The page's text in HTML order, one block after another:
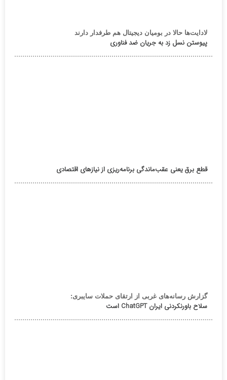
لادایت‌ها حالا در بومیان دیجیتال هم طرفدار دارند
پیوستن نسل زد به جریان ضد فناوری
قطع برق یعنی عقب‌ماندگی برنامه‌ریزی از نیازهای اقتصادی
گزارش رسانه‌های غربی از ارتقای حملات سایبری:
سلاح باورنکردنی ایران ChatGPT است